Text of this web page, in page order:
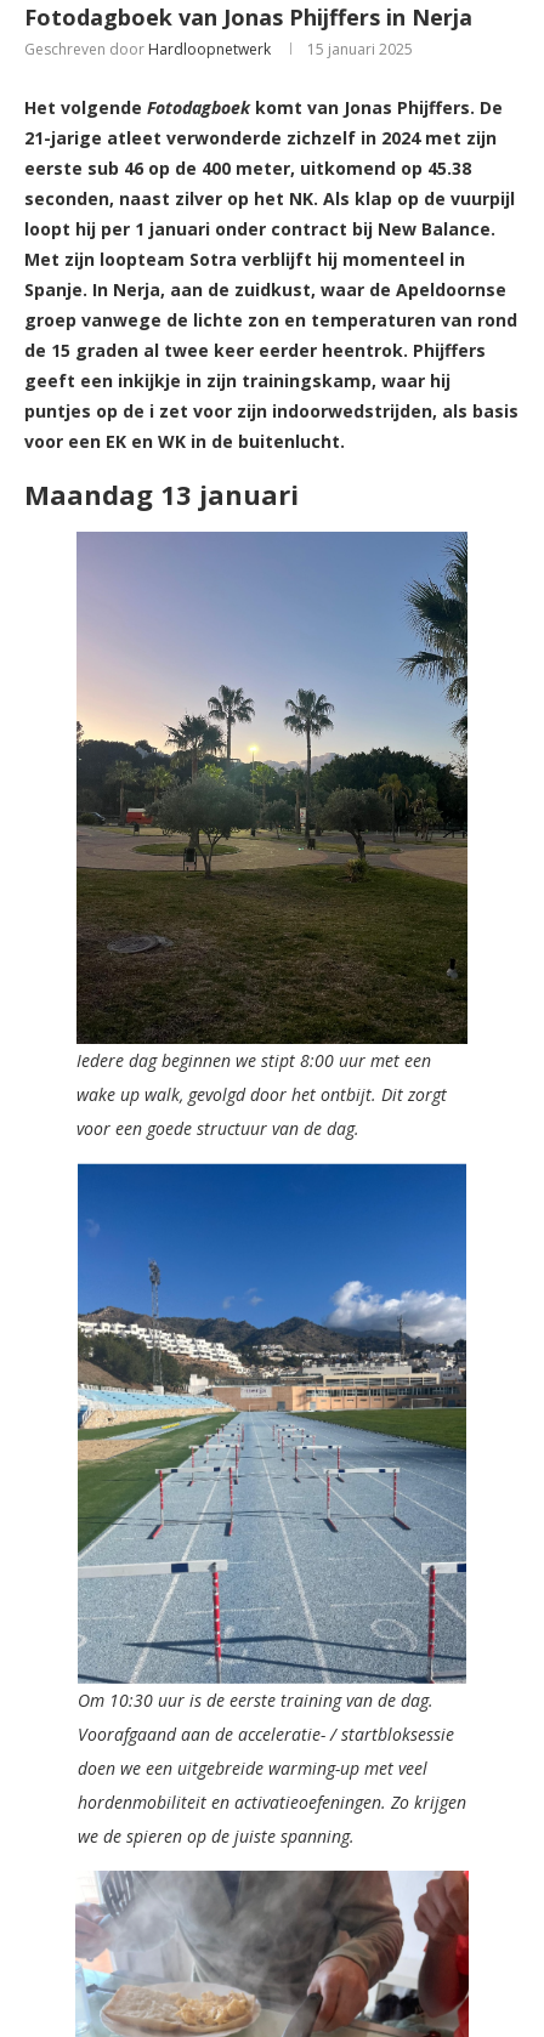
Fotodagboek van Jonas Phijffers in Nerja
Geschreven door Hardloopnetwerk 15 januari 2025
Het volgende Fotodagboek komt van Jonas Phijffers. De
21-jarige atleet verwonderde zichzelf in 2024 met zijn
eerste sub 46 op de 400 meter, uitkomend op 45.38
seconden, naast zilver op het NK. Als klap op de vuurpijl
loopt hij per 1 januari onder contract bij New Balance.
Met zijn loopteam Sotra verblijft hij momenteel in
Spanje. In Nerja, aan de zuidkust, waar de Apeldoornse
groep vanwege de lichte zon en temperaturen van rond
de 15 graden al twee keer eerder heentrok. Phijffers
geeft een inkijkje in zijn trainingskamp, waar hij
puntjes op de i zet voor zijn indoorwedstrijden, als basis
voor een EK en WK in de buitenlucht.
Maandag 13 januari
Iedere dag beginnen we stipt 8:00 uur met een
wake up walk, gevolgd door het ontbijt. Dit zorgt
voor een goede structuur van de dag.
Om 10:30 uur is de eerste training van de dag.
Voorafgaand aan de acceleratie- / startbloksessie
doen we een uitgebreide warming-up met veel
hordenmobiliteit en activatieoefeningen. Zo krijgen
we de spieren op de juiste spanning.